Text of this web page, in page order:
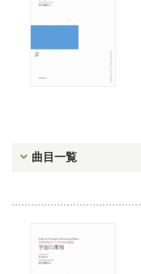
曲目一覧